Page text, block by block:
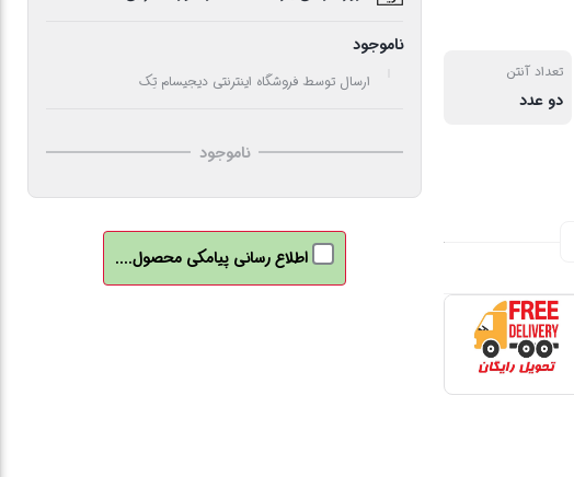
تعداد آنتن
دو عدد
ناموجود
ارسال توسط فروشگاه اینترنتی دیجیسام تِک
ناموجود
اطلاع رسانی پیامکی محصول....